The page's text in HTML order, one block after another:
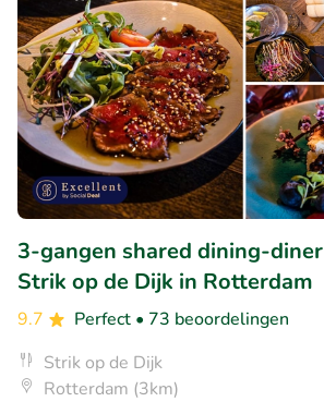
3-gangen shared dining-
Strik op de Dijk in Rotterdam
9.7 Perfect • 73 beoordelingen
Strik op de Dijk
Rotterdam (3km)